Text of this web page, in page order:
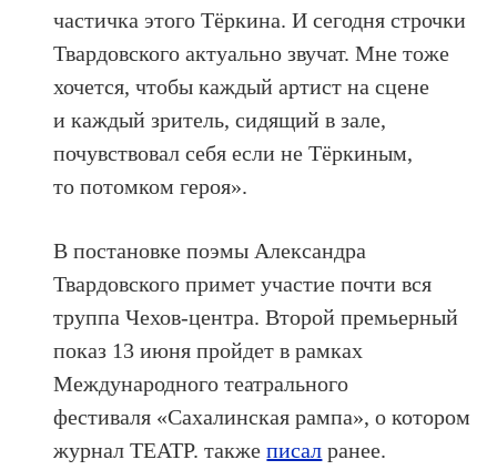
частичка этого Тёркина. И сегодня строчки
Твардовского актуально звучат. Мне тоже
хочется, чтобы каждый артист на сцене
и каждый зритель, сидящий в зале,
почувствовал себя если не Тёркиным,
то потомком героя».
В постановке поэмы Александра
Твардовского примет участие почти вся
труппа Чехов-центра. Второй премьерный
показ 13 июня пройдет в рамках
Международного театрального
фестиваля «Сахалинская рампа», о котором
журнал ТЕАТР. такжеписал ранее.